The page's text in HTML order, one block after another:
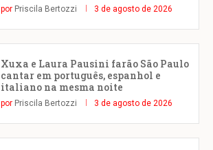
por Priscila Bertozzi 3 de agosto de 2026
Xuxa e Laura Pausini farão São Paulo
cantar em português, espanhol e
italiano na mesma noite
por Priscila Bertozzi 3 de agosto de 2026